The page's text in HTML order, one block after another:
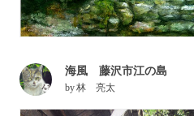
海風 藤沢市江の島
by林 亮太